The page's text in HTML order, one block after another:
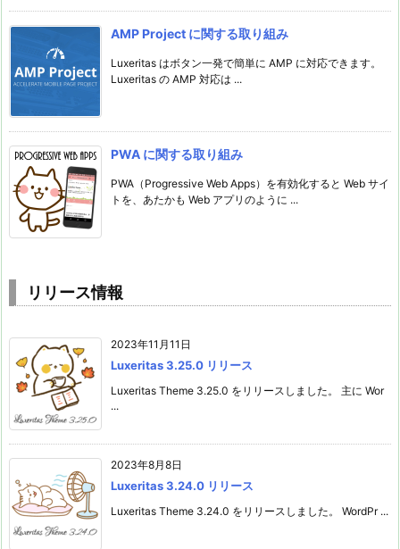
AMP Project に関する取り組み
Luxeritas はボタン一発で簡単に AMP に対応できます。
Luxeritas の AMP 対応は ...
PWA に関する取り組み
PWA（Progressive Web Apps）を有効化すると Web サイ
トを、あたかも Web アプリのように ...
リリース情報
2023年11月11日
Luxeritas 3.25.0 リリース
Luxeritas Theme 3.25.0 をリリースしました。 主に Wor
...
2023年8月8日
Luxeritas 3.24.0 リリース
Luxeritas Theme 3.24.0 をリリースしました。 WordPr ...